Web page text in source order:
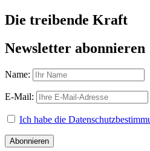
Die treibende Kraft
Newsletter abonnieren
Name:
E-Mail:
Ich habe die